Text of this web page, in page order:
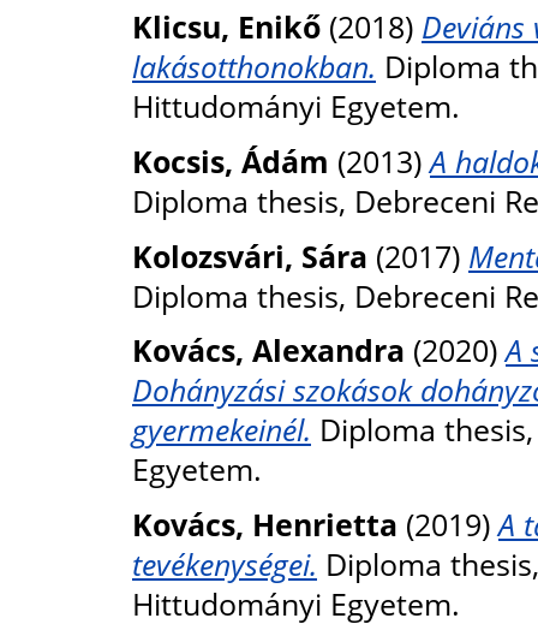
Klicsu, Enikő (2018) Deviáns
lakásotthonokban. Diploma
Hittudományi Egyetem.
Kocsis, Ádám (2013)A
Diploma thesis, Debreceni
Kolozsvári, Sára (2017)
Diploma thesis, Debreceni
Kovács, Alexandra (2020)A
Dohányzási szokások
gyermekeinél. Diploma
Egyetem.
Kovács, Henrietta (2019)A
tevékenységei. Diploma
Hittudományi Egyetem.